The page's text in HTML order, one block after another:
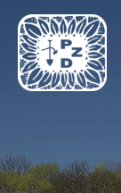
Przejdź
treści